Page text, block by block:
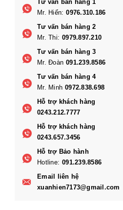
Tư vấn bán hàng 1
Mr. Hiến: 0976.310.186
Tư vấn bán hàng 2
Mr. Thi: 0979.897.210
Tư vấn bán hàng 3
Mr. Đoàn 091.239.8586
Tư vấn bán hàng 4
Mr. Minh 0972.838.698
Hỗ trợ khách hàng
0243.212.7777
Hỗ trợ khách hàng
0243.657.3456
Hỗ trợ Bảo hành
Hotline: 091.239.8586
Email liên hệ
xuanhien7173@gmail.com